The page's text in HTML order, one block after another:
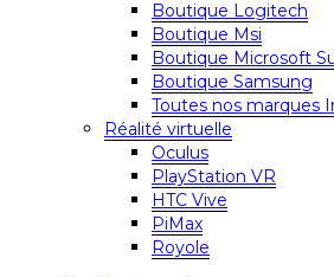
Boutique Logitech
Boutique Msi
Boutique Microsoft
Boutique Samsung
Toutes nos marques
Réalité virtuelle
Oculus
PlayStation VR
HTC Vive
PiMax
Royole